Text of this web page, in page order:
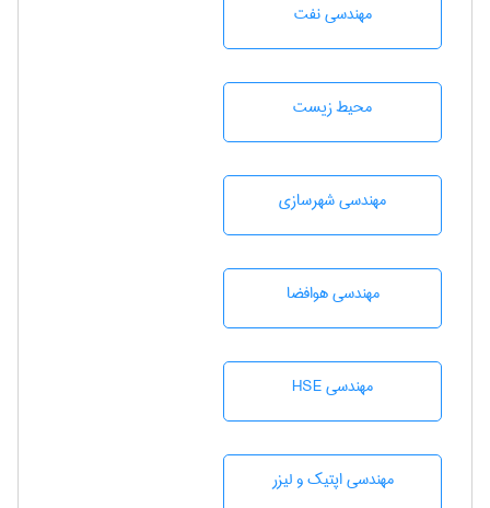
مهندسی نفت
محيط زيست
مهندسی شهرسازی
مهندسی هوافضا
مهندسی HSE
مهندسی اپتیک و لیزر